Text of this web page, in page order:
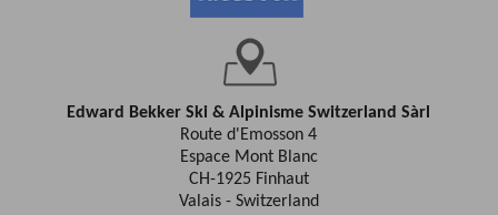
Edward Bekker Ski & Alpinisme Switzerland Sàrl
Route d'Emosson 4
Espace Mont Blanc
CH-1925 Finhaut
Valais - Switzerland